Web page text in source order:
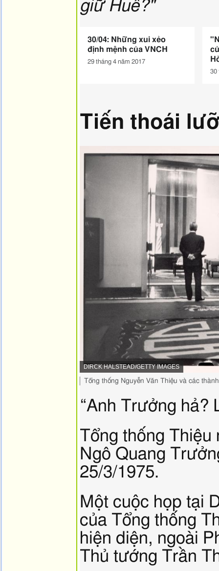
giữ Huế?"
30/04: Những xui xẻo
định mệnh của VNCH
29 tháng 4 năm 2017
30
Tiến thoái
NGUỒN
HÌNH
ẢNH,
DIRCK HALSTEAD/GETTY IMAGES
Chụp
hình
ảnh,
Tổng thống Nguyễn Văn Thiệu và các
“Anh Trưởng hả?
Tổng thống Thiệu
Ngô Quang
25/3/1975.
Một cuộc họp tại
của Tổng thống
hiện diện, ngoài
Thủ tướng Trần